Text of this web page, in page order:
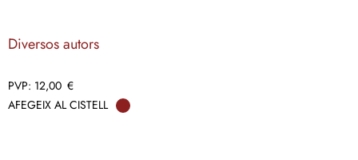
ENSENYAMENT CATALÀ
Diversos autors
12,00 €
AFEGEIX AL CISTELL